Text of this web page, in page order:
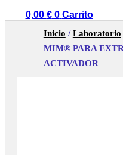
0,00 € 0 Carrito
Inicio /Laboratorio
MIM® PARA
ACTIVADOR